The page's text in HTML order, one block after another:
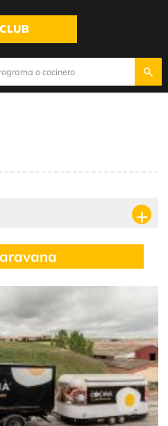
CLUB